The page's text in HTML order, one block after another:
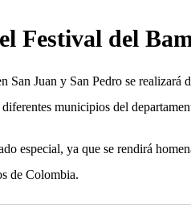
Festival del
San Juan y San Pedro se
municipios del
especial, ya que se rendirá
de Colombia.